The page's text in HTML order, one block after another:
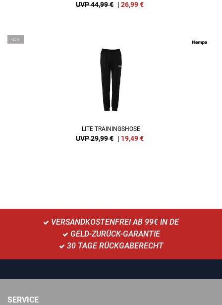
UVP 44,99 € | 26,99€
-35%
LITE TRAININGSHOSE
UVP 29,99 € | 19,49€
VERSANDKOSTENFREI AB 99€ IN DE
GELD-ZURÜCK-GARANTIE
30 TAGE RÜCKGABERECHT
SERVICE